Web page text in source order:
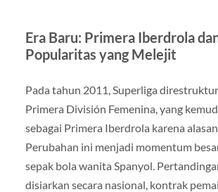
Era Baru: Primera Iberdrola
Popularitas yang Melejit
Pada tahun 2011, Superliga
Primera División Femenina, yang
sebagai Primera Iberdrola karena
Perubahan ini menjadi momentum
sepak bola wanita Spanyol.
disiarkan secara nasional, kontrak